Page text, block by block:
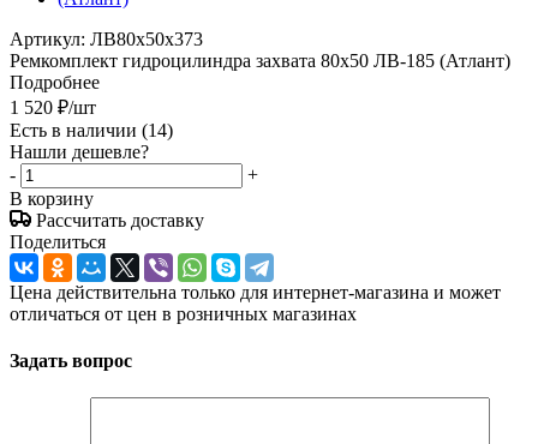
Артикул: ЛВ80х50х373
Ремкомплект гидроцилиндра захвата 80х50 ЛВ-185 (Атлант)
Подробнее
1 520 ₽/шт
Есть в наличии (14)
Нашли дешевле?
-
+
В корзину
Рассчитать доставку
Поделиться
Цена действительна только для интернет-магазина и может
отличаться от цен в розничных магазинах
Задать вопрос